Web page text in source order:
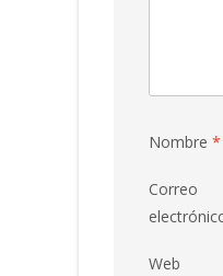
Nombre *
Correo
Web